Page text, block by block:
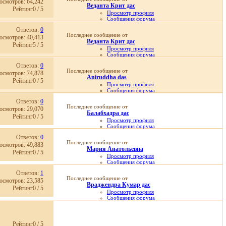
64,242
Рейтинг0 / 5
Веданта Крит дас
Просмотр профиля
Сообщения форума
19.04.2017,15:03
Ответов:0
40,413
Рейтинг5 / 5
Последнее сообщение от
Веданта Крит дас
Просмотр профиля
Сообщения форума
07.12.2016,14:13
Ответов:0
74,878
Рейтинг0 / 5
Последнее сообщение от
Aniruddha das
Просмотр профиля
Сообщения форума
Просмотр статей
12.02.2011,10:21
Ответов:0
29,070
Рейтинг0 / 5
Последнее сообщение от
Балабхадра дас
Просмотр профиля
Сообщения форума
Просмотр статей
29.04.2026,19:04
Ответов:0
49,883
Рейтинг0 / 5
Последнее сообщение от
Мария Aнатольевна
Просмотр профиля
Сообщения форума
Просмотр статей
01.05.2023,20:45
Ответов: 1
23,585
Рейтинг0 / 5
Последнее сообщение от
Враджендра Кумар дас
Просмотр профиля
Сообщения форума
Рейтинг0 / 5